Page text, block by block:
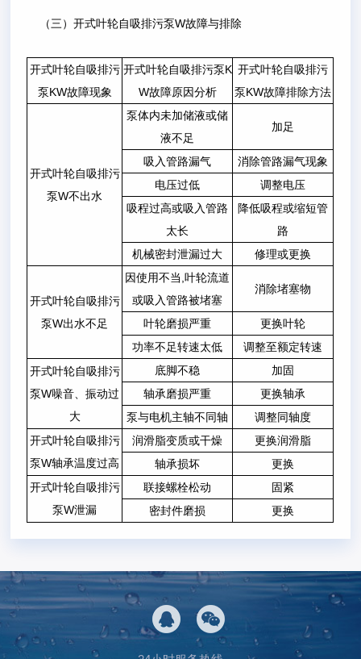
（三）开式叶轮自吸排污泵W故障与排除
开式叶轮自吸排污
泵KW故障现象
开式叶轮自吸排污泵K
W故障原因分析
开式叶轮自吸排污
泵KW故障排除方法
开式叶轮自吸排污
泵W不出水
泵体内未加储液或储
液不足
加足
吸入管路漏气
消除管路漏气现象
电压过低
调整电压
吸程过高或吸入管路
太长
降低吸程或缩短管
路
机械密封泄漏过大
修理或更换
开式叶轮自吸排污
泵W出水不足
因使用不当,叶轮流道
或吸入管路被堵塞
消除堵塞物
叶轮磨损严重
更换叶轮
功率不足转速太低
调整至额定转速
开式叶轮自吸排污
泵W噪音、振动过
大
底脚不稳
加固
轴承磨损严重
更换轴承
泵与电机主轴不同轴
调整同轴度
开式叶轮自吸排污
泵W轴承温度过高
润滑脂变质或干燥
更换润滑脂
轴承损坏
更换
开式叶轮自吸排污
泵W泄漏
联接螺栓松动
固紧
密封件磨损
更换